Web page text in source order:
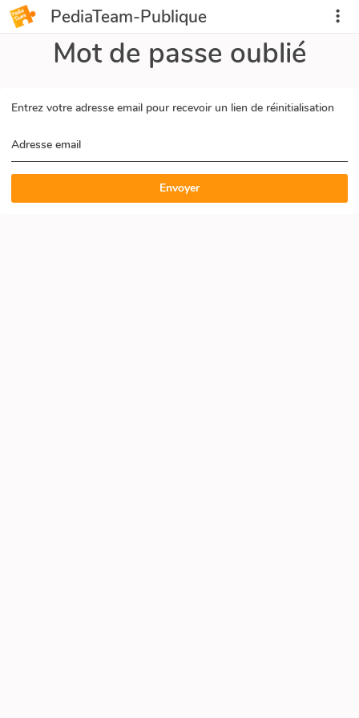
PediaTeam-Publique
Mot de passe oublié
Entrez votre adresse email pour recevoir un lien de réinitialisation
Adresse email
Envoyer